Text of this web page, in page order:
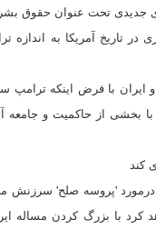
تحت عنوان حقوق
تاریخ آمریکا به
ایران با فرض اینکه
بخشی از حاکمیت و جامعه
کند
'پروسه صلح' سرزنش
کرد با بزرگ کردن مساله